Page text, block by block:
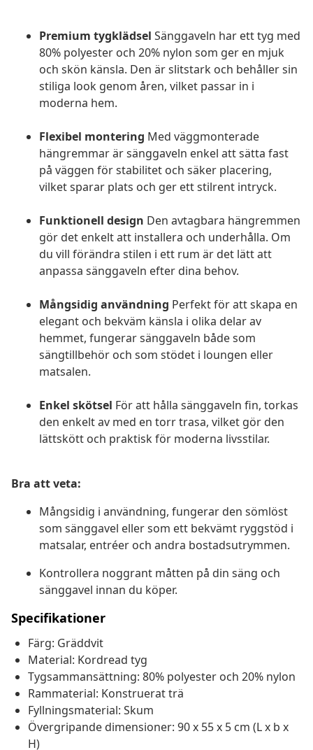
Premium tygklädsel Sänggaveln har ett tyg med
80% polyester och 20% nylon som ger en mjuk
och skön känsla. Den är slitstark och behåller sin
stiliga look genom åren, vilket passar in i
moderna hem.
Flexibel montering Med väggmonterade
hängremmar är sänggaveln enkel att sätta fast
på väggen för stabilitet och säker placering,
vilket sparar plats och ger ett stilrent intryck.
Funktionell design Den avtagbara hängremmen
gör det enkelt att installera och underhålla. Om
du vill förändra stilen i ett rum är det lätt att
anpassa sänggaveln efter dina behov.
Mångsidig användning Perfekt för att skapa en
elegant och bekväm känsla i olika delar av
hemmet, fungerar sänggaveln både som
sängtillbehör och som stödet i loungen eller
matsalen.
Enkel skötsel För att hålla sänggaveln fin, torkas
den enkelt av med en torr trasa, vilket gör den
lättskött och praktisk för moderna livsstilar.
Bra att veta:
Mångsidig i användning, fungerar den sömlöst
som sänggavel eller som ett bekvämt ryggstöd i
matsalar, entréer och andra bostadsutrymmen.
Kontrollera noggrant måtten på din säng och
sänggavel innan du köper.
Specifikationer
Färg: Gräddvit
Material: Kordread tyg
Tygsammansättning: 80% polyester och 20% nylon
Rammaterial: Konstruerat trä
Fyllningsmaterial: Skum
Övergripande dimensioner: 90 x 55 x 5 cm (L x b x
H)